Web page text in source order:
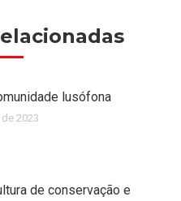
lusófona
2023
de conservação e